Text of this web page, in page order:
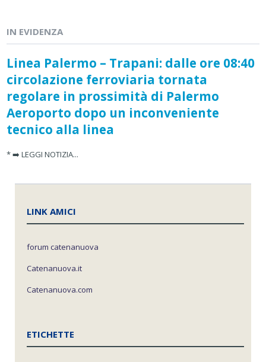
IN EVIDENZA
Linea Palermo – Trapani: dalle ore 08:40
circolazione ferroviaria tornata
regolare in prossimità di Palermo
Aeroporto dopo un inconveniente
tecnico alla linea
* ➡️ LEGGI NOTIZIA...
LINK AMICI
forum catenanuova
Catenanuova.it
Catenanuova.com
ETICHETTE